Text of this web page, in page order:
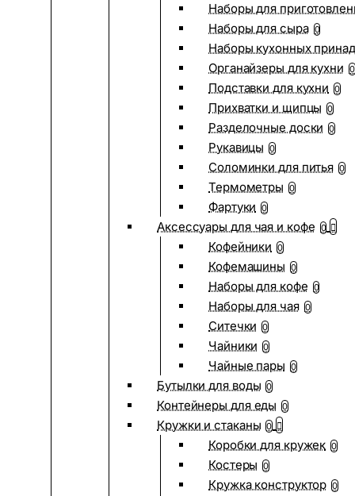
Наборы для
Наборы для сыра 0
Наборы кухонных
Органайзеры для кухни 0
Подставки для кухни 0
Прихватки и щипцы 0
Разделочные доски 0
Рукавицы 0
Соломинки для питья 0
Термометры 0
Фартуки 0
Аксессуары для чая и кофе 0
Кофейники 0
Кофемашины 0
Наборы для кофе 0
Наборы для чая 0
Ситечки 0
Чайники 0
Чайные пары 0
Бутылки для воды 0
Контейнеры для еды 0
Кружки и стаканы 0
Коробки для кружек 0
Костеры 0
Кружка конструктор 0